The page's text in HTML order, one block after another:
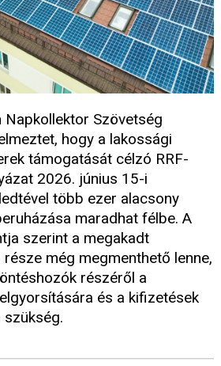
Szövetség
hogy a lakossági
támogatását célzó RRF-
2026. június 15-i
több ezer alacsony
maradhat félbe. A
szerint a megakadt
még megmenthető lenne,
részéről a
és a kifizetések